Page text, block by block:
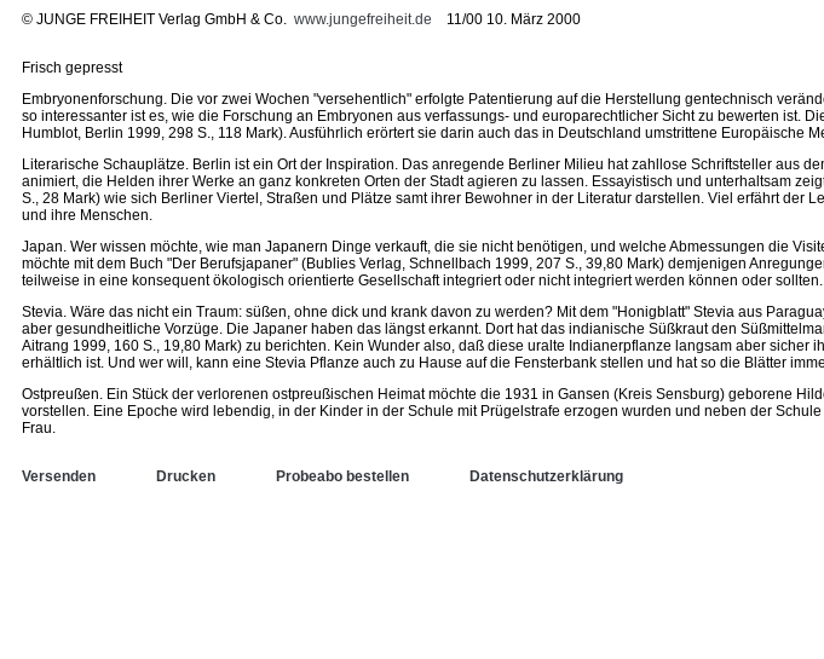
© JUNGE FREIHEIT Verlag GmbH & Co. www.jungefreiheit.de 11/00 10. März 2000
Frisch gepresst
Embryonenforschung. Die vor zwei Wochen "versehentlich" erfolgte Patentierung auf die Herstellung gentechnisch
so interessanter ist es, wie die Forschung an Embryonen aus verfassungs- und europarechtlicher Sicht zu bewerten ist.
Humblot, Berlin 1999, 298 S., 118 Mark). Ausführlich erörtert sie darin auch das in Deutschland umstrittene Europäische
Literarische Schauplätze. Berlin ist ein Ort der Inspiration. Das anregende Berliner Milieu hat zahllose Schriftsteller aus
animiert, die Helden ihrer Werke an ganz konkreten Orten der Stadt agieren zu lassen. Essayistisch und unterhaltsam
S., 28 Mark) wie sich Berliner Viertel, Straßen und Plätze samt ihrer Bewohner in der Literatur darstellen. Viel erfährt
und ihre Menschen.
Japan. Wer wissen möchte, wie man Japanern Dinge verkauft, die sie nicht benötigen, und welche Abmessungen die
möchte mit dem Buch "Der Berufsjapaner" (Bublies Verlag, Schnellbach 1999, 207 S., 39,80 Mark) demjenigen
teilweise in eine konsequent ökologisch orientierte Gesellschaft integriert oder nicht integriert werden können oder sollten.
Stevia. Wäre das nicht ein Traum: süßen, ohne dick und krank davon zu werden? Mit dem "Honigblatt" Stevia aus
aber gesundheitliche Vorzüge. Die Japaner haben das längst erkannt. Dort hat das indianische Süßkraut den
Aitrang 1999, 160 S., 19,80 Mark) zu berichten. Kein Wunder also, daß diese uralte Indianerpflanze langsam aber
erhältlich ist. Und wer will, kann eine Stevia Pflanze auch zu Hause auf die Fensterbank stellen und hat so die Blätter
Ostpreußen. Ein Stück der verlorenen ostpreußischen Heimat möchte die 1931 in Gansen (Kreis Sensburg) geborene
vorstellen. Eine Epoche wird lebendig, in der Kinder in der Schule mit Prügelstrafe erzogen wurden und neben der
Frau.
Versenden Drucken Probeabo bestellen Datenschutzerklärung